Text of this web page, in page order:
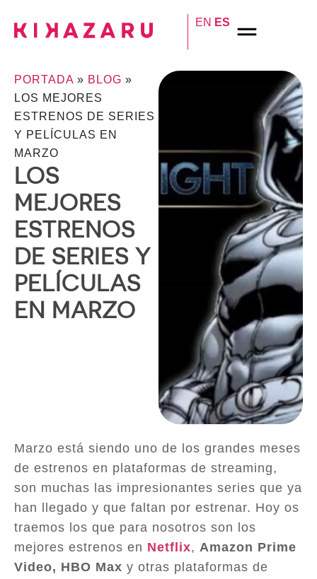
EN ES
PORTADA » BLOG »
LOS MEJORES
ESTRENOS DE SERIES
Y PELÍCULAS EN
MARZO
LOS
MEJORES
ESTRENOS
DE SERIES Y
PELÍCULAS
EN MARZO
Marzo está siendo uno de los grandes meses
de estrenos en plataformas de streaming,
son muchas las impresionantes series que ya
han llegado y que faltan por estrenar. Hoy os
traemos los que para nosotros son los
mejores estrenos en Netflix, Amazon Prime
Video, HBO Max y otras plataformas de